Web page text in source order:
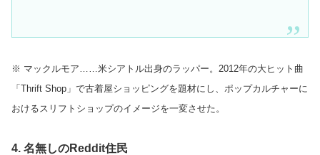
※ マックルモア……米シアトル出身のラッパー。2012年の大ヒット曲
「Thrift Shop」で古着屋ショッピングを題材にし、ポップカルチャーに
おけるスリフトショップのイメージを一変させた。
4. 名無しのReddit住民